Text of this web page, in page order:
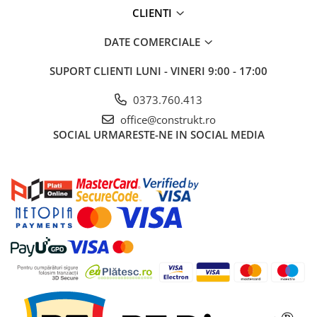
Pompe pentru piscine
hidrofor
Grupuri de pompare apa
Rezervoare apa si accesorii stocare
Echipamente de filtrare si
dedurizare apa
Contoare de apa - Apometre
Camine apometru
CLIENTI
DATE COMERCIALE
SUPORT CLIENTI LUNI - VINERI 9:00 - 17:00
0373.760.413
office@construkt.ro
SOCIAL URMARESTE-NE IN SOCIAL MEDIA